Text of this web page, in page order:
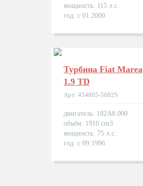
мощность: 115 л.с.
год: с 01.2000
Турбина Fiat Marea
1.9 TD
Арт: 454805-5002S
двигатель: 182A8.000
объём: 1910 cm3
мощность: 75 л.с.
год: с 09.1996